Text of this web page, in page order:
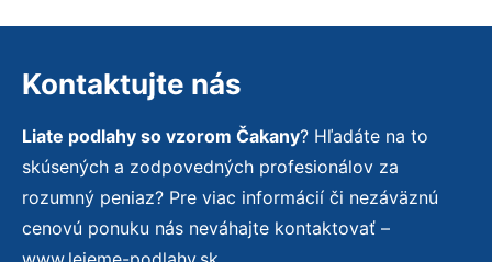
Kontaktujte nás
Liate podlahy so vzorom Čakany? Hľadáte na to
skúsených a zodpovedných profesionálov za
rozumný peniaz? Pre viac informácií či nezáväznú
cenovú ponuku nás neváhajte kontaktovať –